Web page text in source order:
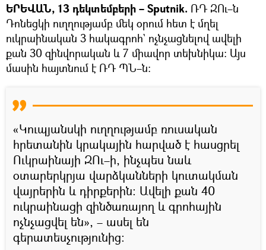
ԵՐԵՎԱՆ, 13 դեկտեմբերի – Sputnik. ՌԴ ԶՈւ–ն
Դոնեցկի ուղղությամբ մեկ օրում հետ է մղել
ուկրաինական 3 հակագրոհ` ոչնչացնելով ավելի
քան 30 զինվորական և 7 միավոր տեխնիկա։ Այս
մասին հայտնում է ՌԴ ՊՆ–ն։
«Կուպյանսկի ուղղությամբ ռուսական
հրետանին կրակային հարված է հասցրել
Ուկրաինայի ԶՈւ–ի, ինչպես նաև
օտարերկրյա վարձկանների կուտակման
վայրերին և դիրքերին։ Ավելի քան 40
ուկրաինացի զինծառայող և գրոհային
ոչնչացվել են», – ասել են
գերատեսչությունից։